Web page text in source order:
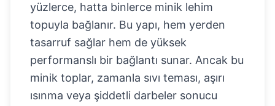
yüzlerce, hatta binlerce minik lehim
topuyla bağlanır. Bu yapı, hem yerden
tasarruf sağlar hem de yüksek
performanslı bir bağlantı sunar. Ancak bu
minik toplar, zamanla sıvı teması, aşırı
ısınma veya şiddetli darbeler sonucu